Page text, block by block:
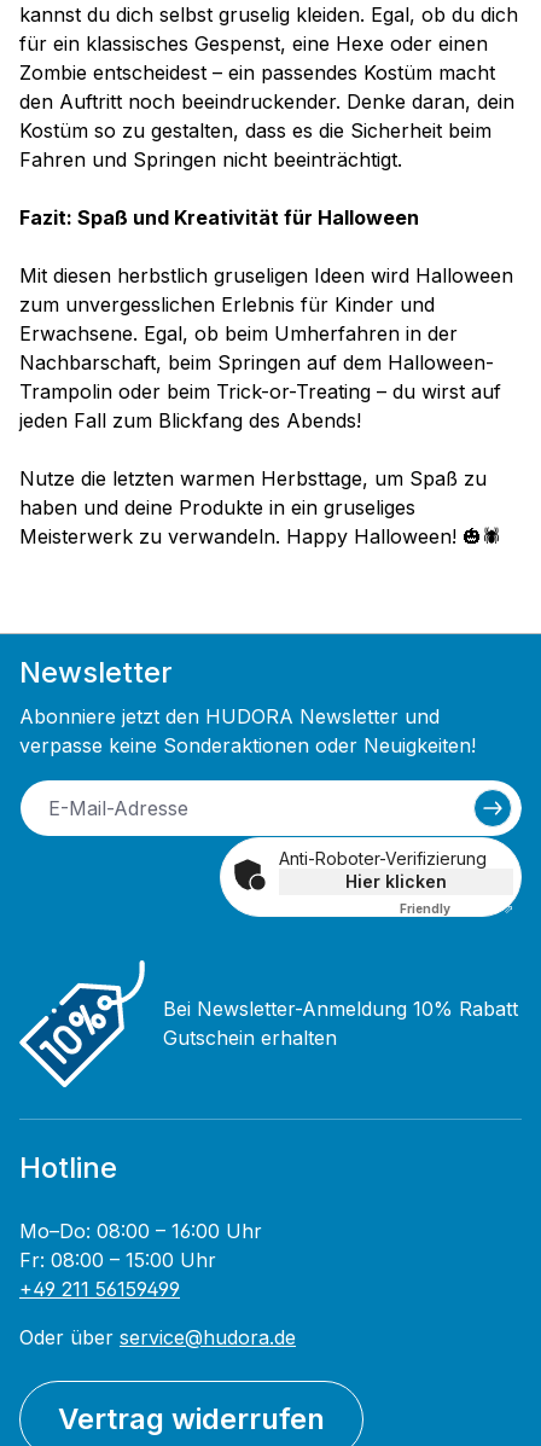
kannst du dich selbst gruselig kleiden. Egal, ob du dich
für ein klassisches Gespenst, eine Hexe oder einen
Zombie entscheidest – ein passendes Kostüm macht
den Auftritt noch beeindruckender. Denke daran, dein
Kostüm so zu gestalten, dass es die Sicherheit beim
Fahren und Springen nicht beeinträchtigt.
Fazit: Spaß und Kreativität für Halloween
Mit diesen herbstlich gruseligen Ideen wird Halloween
zum unvergesslichen Erlebnis für Kinder und
Erwachsene. Egal, ob beim Umherfahren in der
Nachbarschaft, beim Springen auf dem Halloween-
Trampolin oder beim Trick-or-Treating – du wirst auf
jeden Fall zum Blickfang des Abends!
Nutze die letzten warmen Herbsttage, um Spaß zu
haben und deine Produkte in ein gruseliges
Meisterwerk zu verwandeln. Happy Halloween! 🎃🕷️
Newsletter
Abonniere jetzt den HUDORA Newsletter und
verpasse keine Sonderaktionen oder Neuigkeiten!
Anti-Roboter-Verifizierung
Hier klicken
Friendly Captcha ⇗
Bei Newsletter-Anmeldung 10% Rabatt
Gutschein erhalten
Hotline
Mo–Do: 08:00 – 16:00 Uhr
Fr: 08:00 – 15:00 Uhr
+49 211 56159499
Oder über service@hudora.de
Vertrag widerrufen